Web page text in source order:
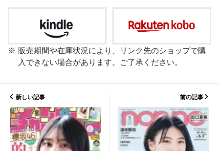
販売期間や在庫状況により、リンク先のショップで購
入できない場合があります。ご了承ください。
新しい記事 前の記事